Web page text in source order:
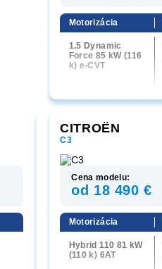
Motorizácia
1.5 Dynamic
Force 85 kW (116
k) e-CVT
CITROËN
C3
Cena modelu:
od 18 490 €
Motorizácia
Hybrid 110 81 kW
(110 k) 6AT